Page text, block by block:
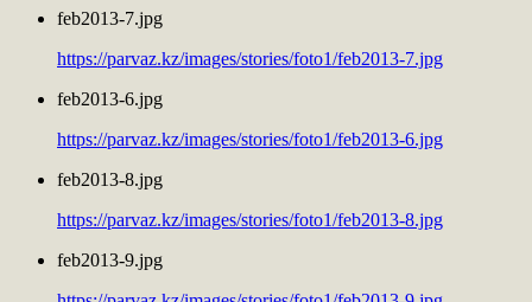
feb2013-7.jpg
https://parvaz.kz/images/stories/foto1/feb2013-7.jpg
feb2013-6.jpg
https://parvaz.kz/images/stories/foto1/feb2013-6.jpg
feb2013-8.jpg
https://parvaz.kz/images/stories/foto1/feb2013-8.jpg
feb2013-9.jpg